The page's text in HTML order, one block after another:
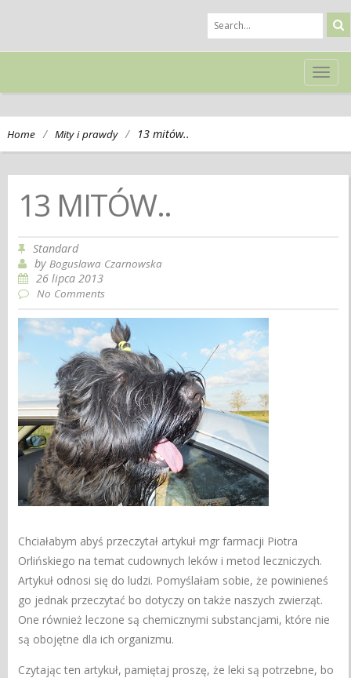
Home / Mity i prawdy / 13 mitów..
13 MITÓW..
Standard
byBoguslawa Czarnowska
26 lipca 2013
No Comments
Chciałabym abyś przeczytał artykuł mgr farmacji Piotra
Orlińskiego na temat cudownych leków i metod leczniczych.
Artykuł odnosi się do ludzi. Pomyślałam sobie, że powinieneś
go jednak przeczytać bo dotyczy on także naszych zwierząt.
One również leczone są chemicznymi substancjami, które nie
są obojętne dla ich organizmu.
Czytając ten artykuł, pamiętaj proszę, że leki są potrzebne, bo